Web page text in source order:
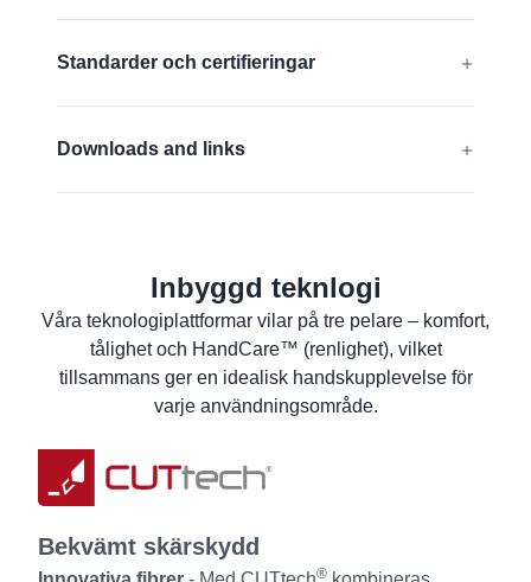
Standarder och certifieringar
Downloads and links
Materialsäkerhetsdatablad
Produktinformation
Tvättanvisningar
Användarinformation
Inbyggd teknlogi
Våra teknologiplattformar vilar på tre pelare – komfort,
tålighet och HandCare™ (renlighet), vilket
tillsammans ger en idealisk handskupplevelse för
varje användningsområde.
Bekvämt skärskydd
®